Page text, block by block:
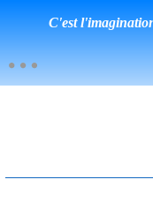
C'est